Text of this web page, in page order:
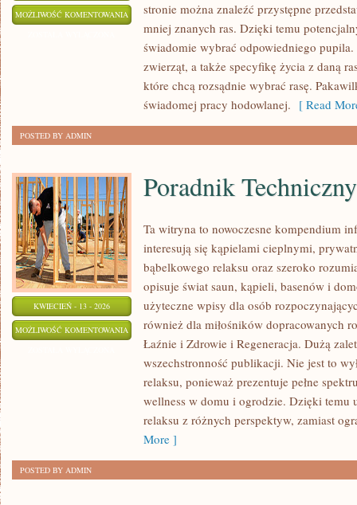
MOŻLIWOŚĆ KOMENTOWANIA WYCHOWANIE
SZKOLENIE
stronie można znaleźć przystępne
mniej znanych ras. Dzięki temu
świadomie wybrać odpowiedniego
zwierząt, a także specyfikę życia z daną
które chcą rozsądnie wybrać rasę.
świadomej pracy hodowlanej. [ Read
POSTED BY ADMIN
KWIECIEŃ - 13 - 2026
MOŻLIWOŚĆ KOMENTOWANIA PORADNIK
TECHNICZNY
Poradnik Techniczny
Ta witryna to nowoczesne kompendium
interesują się kąpielami cieplnymi,
bąbelkowego relaksu oraz szeroko
opisuje świat saun, kąpieli, basenów i
użyteczne wpisy dla osób
również dla miłośników dopracowanych
Łaźnie i Zdrowie i Regeneracja. Dużą
wszechstronność publikacji. Nie jest to
relaksu, ponieważ prezentuje pełne
wellness w domu i ogrodzie. Dzięki temu
relaksu z różnych perspektyw, zamiast
More ]
POSTED BY ADMIN